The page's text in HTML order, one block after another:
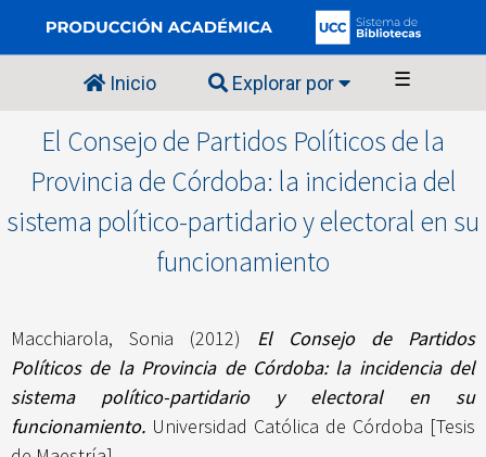
Inicio Explorar por ☰
El Consejo de Partidos Políticos de la
Provincia de Córdoba: la incidencia del
sistema político-partidario y electoral en su
funcionamiento
Macchiarola, Sonia (2012) El Consejo de Partidos
Políticos de la Provincia de Córdoba: la incidencia del
sistema político-partidario y electoral en su
funcionamiento. Universidad Católica de Córdoba [Tesis